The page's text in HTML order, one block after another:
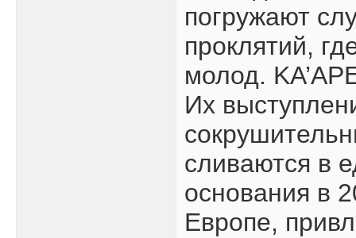
погружают
проклятий,
молод.
Их
сливаются в
основания в
Европе,